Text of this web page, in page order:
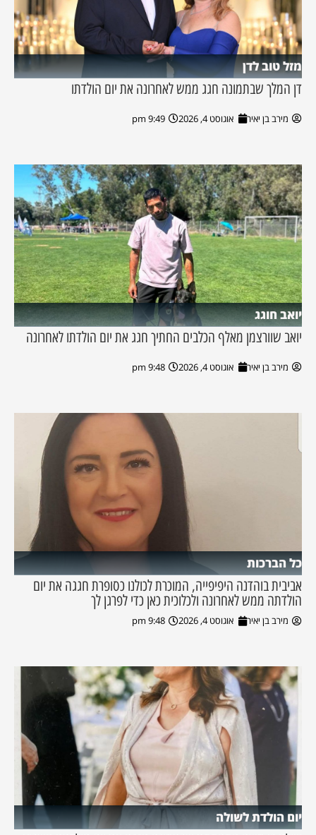
מזל טוב לדן
דן המלך שבתמונה חגג ממש לאחרונה את יום הולדתו
מירב בן יאיר אוגוסט 4, 2026 9:49 pm
יואב חוגג
יואב שוורצמן מאלף הכלבים החתיך חגג את יום הולדתו לאחרונה
מירב בן יאיר אוגוסט 4, 2026 9:48 pm
כל הברכות
אביבית בוהדנה היפיפייה, המוכרת לכולנו כסופרת חגגה את יום
הולדתה ממש לאחרונה ולכלוכית כאן כדי לפרגן לך
מירב בן יאיר אוגוסט 4, 2026 9:48 pm
יום הולדת לשולה